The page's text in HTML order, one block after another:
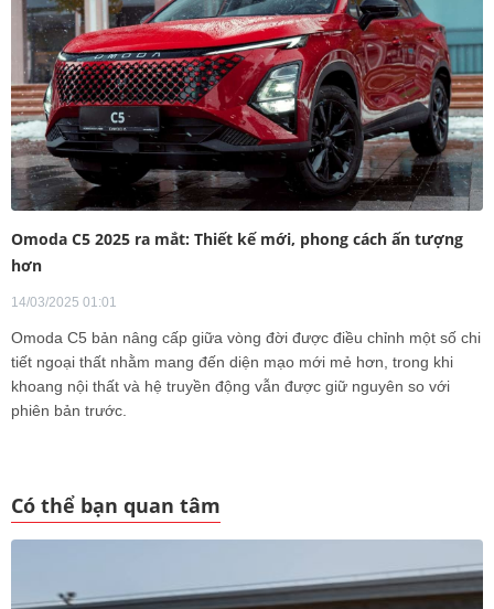
Omoda C5 2025 ra mắt: Thiết kế mới, phong cách ấn tượng
hơn
14/03/2025 01:01
Omoda C5 bản nâng cấp giữa vòng đời được điều chỉnh một số chi
tiết ngoại thất nhằm mang đến diện mạo mới mẻ hơn, trong khi
khoang nội thất và hệ truyền động vẫn được giữ nguyên so với
phiên bản trước.
Có thể bạn quan tâm